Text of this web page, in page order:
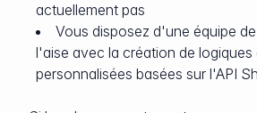
actuellement pas
Vous disposez d'une équipe
l'aise avec la création de
personnalisées basées sur l'API